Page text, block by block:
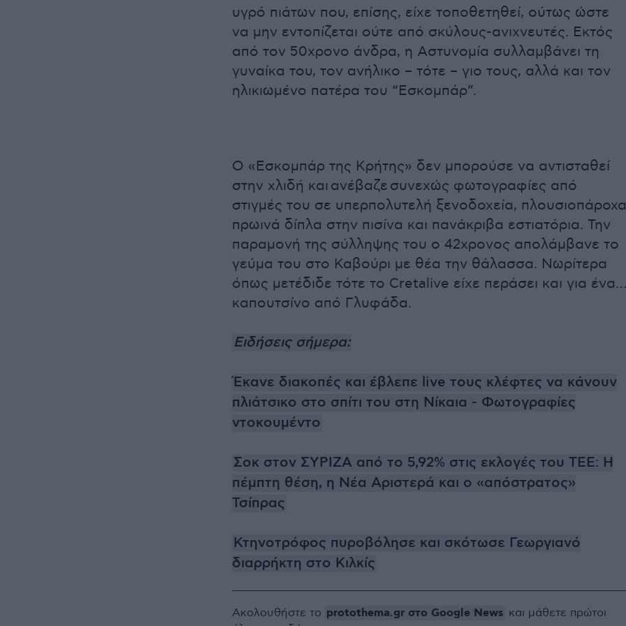
υγρό πιάτων που, επίσης, είχε τοποθετηθεί, ούτως ώστε
να μην εντοπίζεται ούτε από σκύλους-ανιχνευτές. Εκτός
από τον 50χρονο άνδρα, η Αστυνομία συλλαμβάνει τη
γυναίκα του, τον ανήλικο – τότε – γιο τους, αλλά και τον
ηλικιωμένο πατέρα του “Εσκομπάρ”.
Ο «Εσκομπάρ της Κρήτης» δεν μπορούσε να αντισταθεί
στην χλιδή και ανέβαζε συνεχώς φωτογραφίες από
στιγμές του σε υπερπολυτελή ξενοδοχεία, πλουσιοπάροχα
πρωινά δίπλα στην πισίνα και πανάκριβα εστιατόρια. Την
παραμονή της σύλληψης του ο 42χρονος απολάμβανε το
γεύμα του στο Καβούρι με θέα την θάλασσα. Νωρίτερα
όπως μετέδιδε τότε το Cretalive είχε περάσει και για ένα…
καπουτσίνο από Γλυφάδα.
Ειδήσεις σήμερα:
Έκανε διακοπές και έβλεπε live τους κλέφτες να κάνουν
πλιάτσικο στο σπίτι του στη Νίκαια - Φωτογραφίες
ντοκουμέντο
Σοκ στον ΣΥΡΙΖΑ από το 5,92% στις εκλογές του ΤΕΕ: Η
πέμπτη θέση, η Νέα Αριστερά και ο «απόστρατος»
Τσίπρας
Κτηνοτρόφος πυροβόλησε και σκότωσε Γεωργιανό
διαρρήκτη στο Κιλκίς
Ακολουθήστε το protothema.gr στο Google News και μάθετε πρώτοι